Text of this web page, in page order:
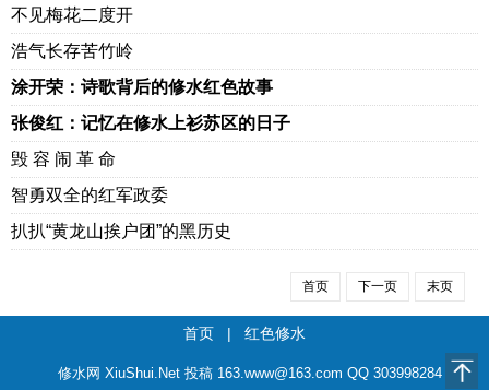
不见梅花二度开
浩气长存苦竹岭
涂开荣：诗歌背后的修水红色故事
张俊红：记忆在修水上衫苏区的日子
毁 容 闹 革 命
智勇双全的红军政委
扒扒“黄龙山挨户团”的黑历史
首页 下一页 末页
首页 | 红色修水
修水网 XiuShui.Net 投稿 163.www@163.com QQ 303998284